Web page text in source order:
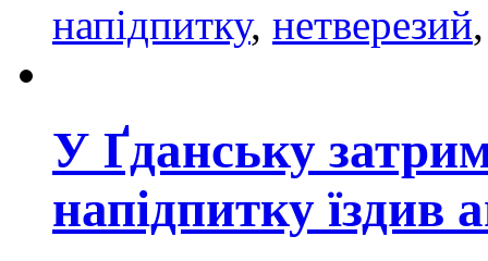
напідпитку, нетверезий
У Ґданську
напідпитку їздив